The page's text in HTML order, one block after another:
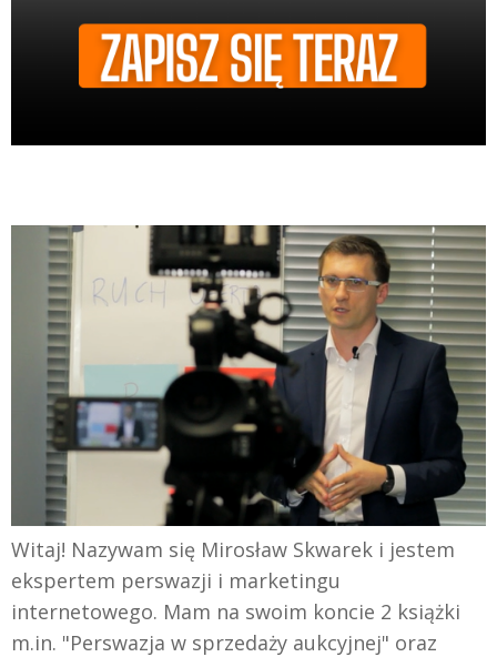
Witaj! Nazywam się Mirosław Skwarek i jestem
ekspertem perswazji i marketingu
internetowego. Mam na swoim koncie 2 książki
m.in. "Perswazja w sprzedaży aukcyjnej" oraz